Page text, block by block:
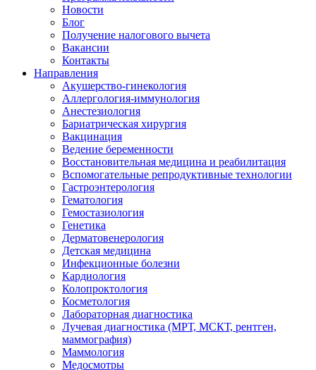
Новости
Блог
Получение налогового вычета
Вакансии
Контакты
Направления
Акушерство-гинекология
Аллергология-иммунология
Анестезиология
Бариатрическая хирургия
Вакцинация
Ведение беременности
Восстановительная медицина и реабилитация
Вспомогательные репродуктивные технологии
Гастроэнтерология
Гематология
Гемостазиология
Генетика
Дерматовенерология
Детская медицина
Инфекционные болезни
Кардиология
Колопроктология
Косметология
Лабораторная диагностика
Лучевая диагностика (МРТ, МСКТ, рентген,
маммография)
Маммология
Медосмотры